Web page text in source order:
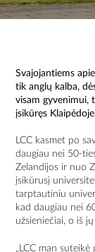
Svajojantiems
tik anglų kalba,
visam gyvenimui,
įsikūręs
LCC kasmet po
daugiau nei 50-
Zelandijos ir nuo
įsikūrusį
tarptautiniu
kad daugiau nei
užsieniečiai, o iš
„LCC man